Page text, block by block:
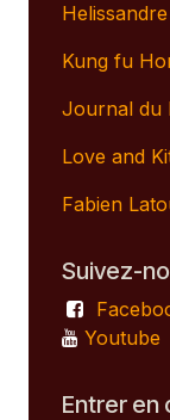
Helissandre
Kung fu
Journal du
Love and
Fabien
Suivez-
Youtube
Entrer en